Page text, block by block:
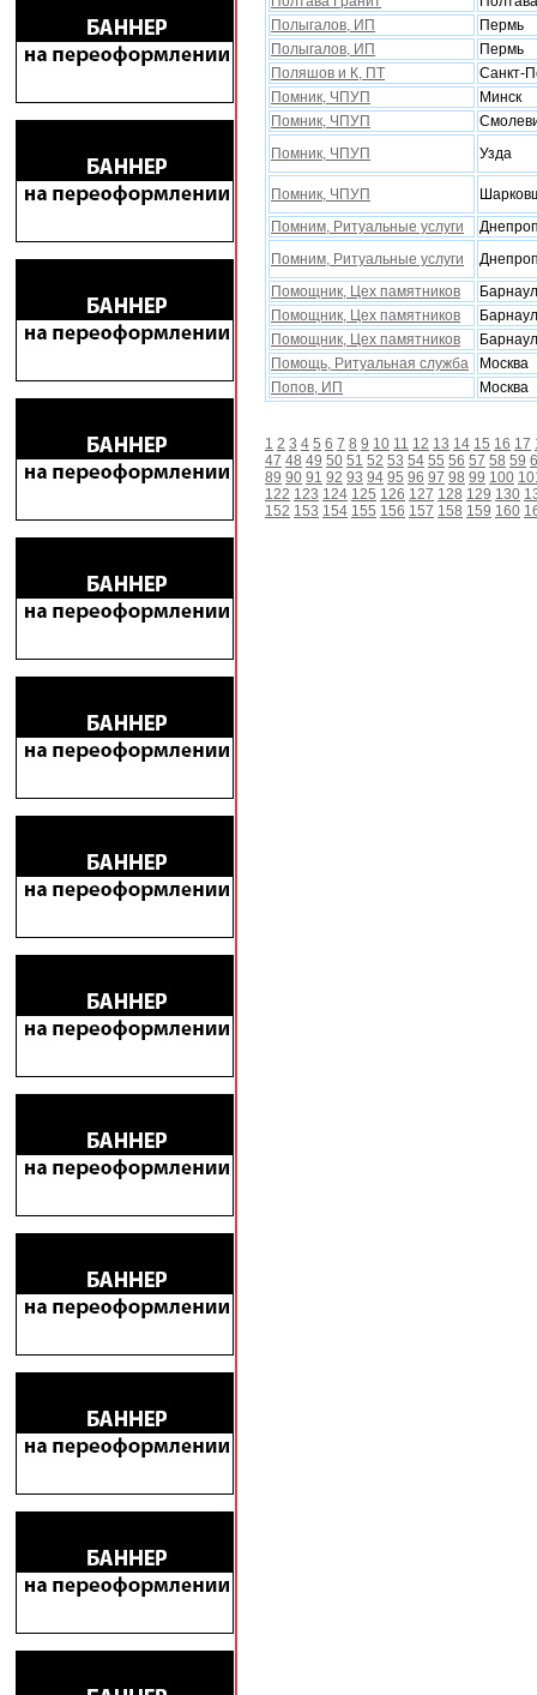
Полыгалов, ИП
Пермь
Полыгалов, ИП
Пермь
Поляшов и К, ПТ
Санкт-
Помник, ЧПУП
Минск
Помник, ЧПУП
Помник, ЧПУП
Узда
Помник, ЧПУП
Помним, Ритуальные услуги
Помним, Ритуальные услуги
Помощник, Цеx памятников
Барнаул
Помощник, Цеx памятников
Барнаул
Помощник, Цеx памятников
Барнаул
Помощь, Ритуальная служба
Москва
Попов, ИП
Москва
1 2 3 4 5 6 7 8 9 10 11 12 13 14 15 16 17
47 48 49 50 51 52 53 54 55 56 57 58 59
89 90 91 92 93 94 95 96 97 98 99 100
122 123 124 125 126 127 128 129 130
152 153 154 155 156 157 158 159 160